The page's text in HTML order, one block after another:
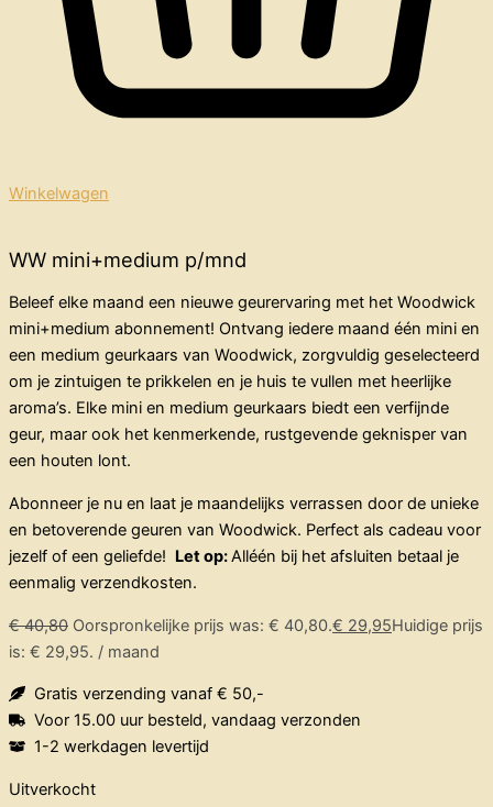
Winkelwagen
WW mini+medium p/mnd
Beleef elke maand een nieuwe geurervaring met het Woodwick
mini+medium abonnement! Ontvang iedere maand één mini en
een medium geurkaars van Woodwick, zorgvuldig geselecteerd
om je zintuigen te prikkelen en je huis te vullen met heerlijke
aroma’s. Elke mini en medium geurkaars biedt een verfijnde
geur, maar ook het kenmerkende, rustgevende geknisper van
een houten lont.
Abonneer je nu en laat je maandelijks verrassen door de unieke
en betoverende geuren van Woodwick. Perfect als cadeau voor
jezelf of een geliefde! Let op:Alléén bij het afsluiten betaal je
eenmalig verzendkosten.
€40,80 Oorspronkelijke prijs was: € 40,80.€ 29,95Huidige prijs
is: € 29,95. / maand
Gratis verzending vanaf € 50,-
Voor 15.00 uur besteld, vandaag verzonden
1-2 werkdagen levertijd
Uitverkocht